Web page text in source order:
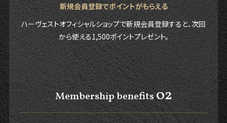
新規会員登録でポイントがもらえる
ハーヴェストオフィシャルショップで新規会員登録すると、次回
から使える1,500ポイントプレゼント。
Membership benefits02